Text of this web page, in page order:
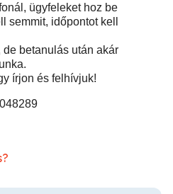
ügyfeleket hoz be
semmit, időpontot kell
de betanulás után akár
írjon és felhívjuk!